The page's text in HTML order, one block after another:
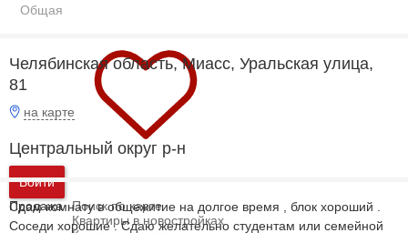
Войти
Продажа
Поиск по карте
Квартиры в новостройках
Общая
Челябинская область, Миасс, Уральская улица,
81
на карте
Центральный округ р-н
Сдам комнату в общежитие на долгое время , блок хороший .
Соседи хорошие . Сдаю желательно студентам или семейной